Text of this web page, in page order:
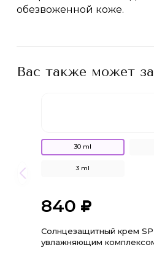
обезвоженной коже.
Вас также может
30 ml
3 ml
840
Солнцезащитный крем
увлажняющим